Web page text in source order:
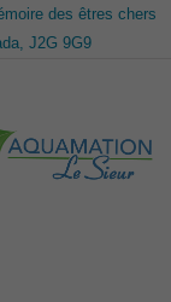
des êtres chers
J2G 9G9